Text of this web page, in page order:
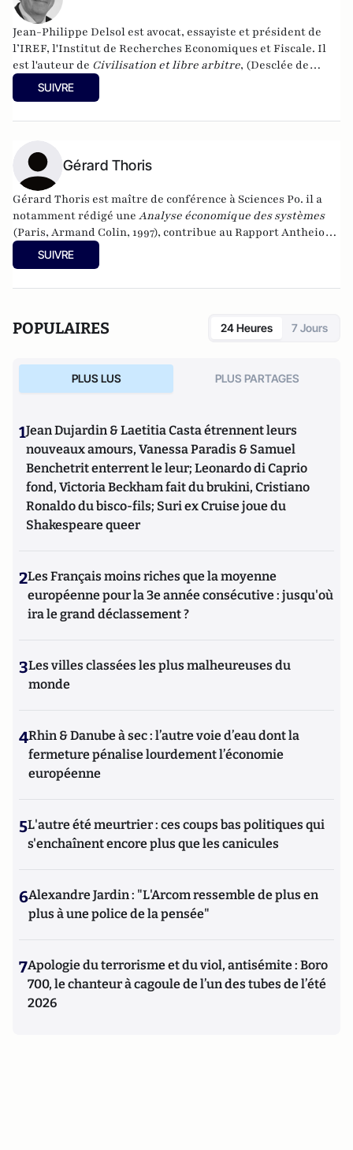
Jean-Philippe Delsol est avocat, essayiste et président de
l’IREF, l'Institut de Recherches Economiques et Fiscale. Il
est l'auteur de Civilisation et libre arbitre, (Desclée de
Brouwer, 2022).
SUIVRE
Gérard Thoris
Gérard Thoris est maître de conférence à Sciences Po. il a
notamment rédigé une Analyse économique des systèmes
(Paris, Armand Colin, 1997), contribue au Rapport Antheios
et publie régulièrement des articles en matière de politique
économique et sociale (
SUIVRE
POPULAIRES 24 Heures 7 Jours
PLUS LUS PLUS PARTAGES
1Jean Dujardin & Laetitia Casta étrennent leurs
nouveaux amours, Vanessa Paradis & Samuel
Benchetrit enterrent le leur; Leonardo di Caprio
fond, Victoria Beckham fait du brukini, Cristiano
Ronaldo du bisco-fils; Suri ex Cruise joue du
Shakespeare queer
2Les Français moins riches que la moyenne
européenne pour la 3e année consécutive : jusqu'où
ira le grand déclassement ?
3Les villes classées les plus malheureuses du
monde
4Rhin & Danube à sec : l’autre voie d’eau dont la
fermeture pénalise lourdement l’économie
européenne
5L'autre été meurtrier : ces coups bas politiques qui
s'enchaînent encore plus que les canicules
6Alexandre Jardin : "L'Arcom ressemble de plus en
plus à une police de la pensée"
7Apologie du terrorisme et du viol, antisémite : Boro
700, le chanteur à cagoule de l’un des tubes de l’été
2026